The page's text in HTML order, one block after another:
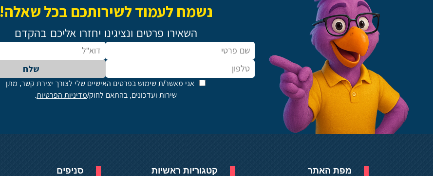
נשמח לעמוד לשירותכם בכל שאלה!
השאירו פרטים ונציגינו יחזרו אליכם בהקדם
שלח
אני מאשר/ת שימוש בפרטים האישיים שלי לצורך יצירת קשר, מתן
שירות ועדכונים, בהתאם לחוק/מדיניות הפרטיות.
מפת האתר קטגוריות ראשיות סניפים